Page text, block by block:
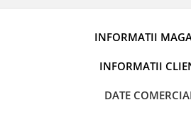
INFORMATII
INFORMATII
DATE